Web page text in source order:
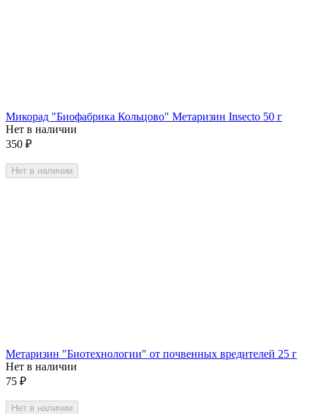
Микорад "Биофабрика Кольцово" Метаризин Insecto 50 г
Нет в наличии
350 ₽
Нет в наличии
Метаризин "Биотехнологии" от почвенных вредителей 25 г
Нет в наличии
75 ₽
Нет в наличии